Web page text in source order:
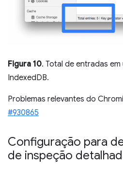
Figura 10. Total de entradas
IndexedDB.
Problemas relevantes do
#930865
Configuração para
de inspeção